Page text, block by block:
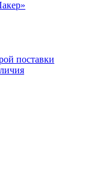
поставки